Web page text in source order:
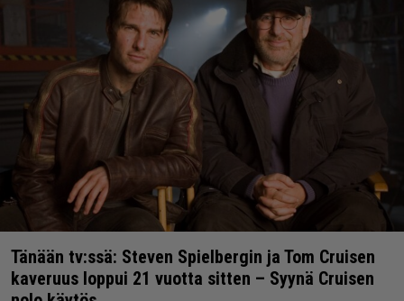
Tänään tv:ssä: Steven Spielbergin ja Tom Cruisen
kaveruus loppui 21 vuotta sitten – Syynä Cruisen